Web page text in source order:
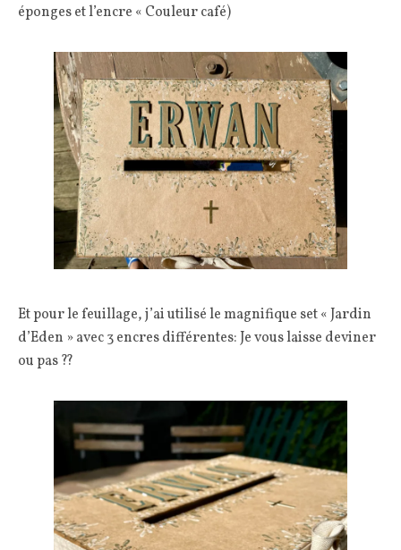
éponges et l’encre « Couleur café)
Et pour le feuillage, j’ai utilisé le magnifique set « Jardin
d’Eden » avec 3 encres différentes: Je vous laisse deviner
ou pas ??